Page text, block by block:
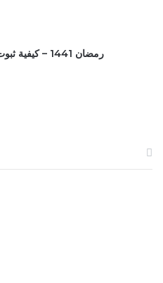
رمضان 1441 – كيفية ثبوت شهر الصوم